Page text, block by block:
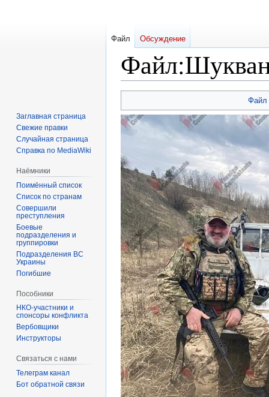
Файл:
к
навигации
к
поиску
Файл
Файл Обсуждение
Заглавная страница
Свежие правки
Случайная страница
Справка по MediaWiki
Наёмники
Поимённый список
Список по странам
Совершили
преступления
Боевые
подразделения и
группировки
Подразделения ВС
Украины
Погибшие
Пособники
спонсоры конфликта
‏‎Вербовщики
Инструкторы
Связаться с нами
Телеграм канал
Бот обратной связи